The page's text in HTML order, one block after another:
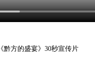
《黔方的盛宴》30秒宣传片